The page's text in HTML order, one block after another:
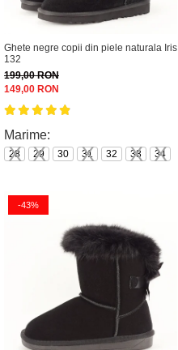
Ghete negre copii din piele naturala Iris
132
199,00 RON
149,00 RON
Marime:
28 29 30 31 32 33 34
-43%